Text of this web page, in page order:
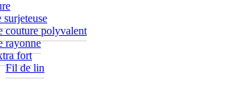
surjeteuse
couture polyvalent
rayonne
fort
Fil de lin